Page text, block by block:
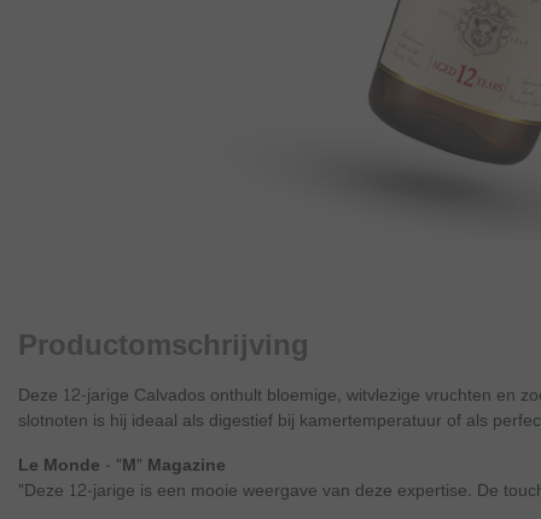
Productomschrijving
Deze 12-jarige Calvados onthult bloemige, witvlezige vruchten en
slotnoten is hij ideaal als digestief bij kamertemperatuur of als
Le Monde - "M" Magazine
"Deze 12-jarige is een mooie weergave van deze expertise. De